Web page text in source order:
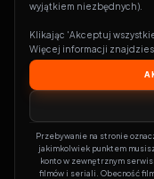
wyjątkiem niezbędnych).
Klikając 'Akceptuj
Więcej informacji
Przebywanie na stronie
jakimkolwiek punktem
konto w zewnętrznym
filmów i seriali. Obecność